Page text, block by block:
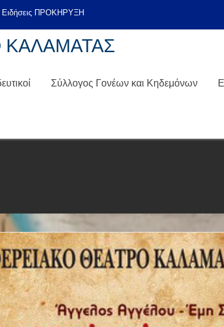
ΚΑΛΑΜΑΤΑΣ
Σύλλογος Γονέων και Κηδεμόνων